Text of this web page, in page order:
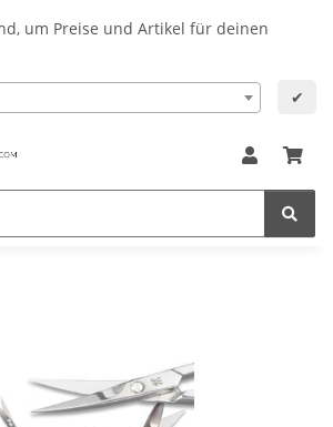
um Preise und Artikel für deinen
✔